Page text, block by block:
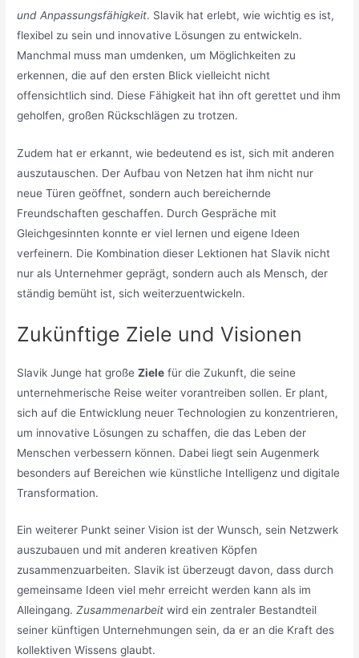
und Anpassungsfähigkeit. Slavik hat erlebt, wie wichtig es ist,
flexibel zu sein und innovative Lösungen zu entwickeln.
Manchmal muss man umdenken, um Möglichkeiten zu
erkennen, die auf den ersten Blick vielleicht nicht
offensichtlich sind. Diese Fähigkeit hat ihn oft gerettet und ihm
geholfen, großen Rückschlägen zu trotzen.
Zudem hat er erkannt, wie bedeutend es ist, sich mit anderen
auszutauschen. Der Aufbau von Netzen hat ihm nicht nur
neue Türen geöffnet, sondern auch bereichernde
Freundschaften geschaffen. Durch Gespräche mit
Gleichgesinnten konnte er viel lernen und eigene Ideen
verfeinern. Die Kombination dieser Lektionen hat Slavik nicht
nur als Unternehmer geprägt, sondern auch als Mensch, der
ständig bemüht ist, sich weiterzuentwickeln.
Zukünftige Ziele und Visionen
Slavik Junge hat großeZiele für die Zukunft, die seine
unternehmerische Reise weiter vorantreiben sollen. Er plant,
sich auf die Entwicklung neuer Technologien zu konzentrieren,
um innovative Lösungen zu schaffen, die das Leben der
Menschen verbessern können. Dabei liegt sein Augenmerk
besonders auf Bereichen wie künstliche Intelligenz und digitale
Transformation.
Ein weiterer Punkt seiner Vision ist der Wunsch, sein Netzwerk
auszubauen und mit anderen kreativen Köpfen
zusammenzuarbeiten. Slavik ist überzeugt davon, dass durch
gemeinsame Ideen viel mehr erreicht werden kann als im
Alleingang.Zusammenarbeit wird ein zentraler Bestandteil
seiner künftigen Unternehmungen sein, da er an die Kraft des
kollektiven Wissens glaubt.